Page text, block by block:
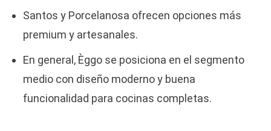
Santos y Porcelanosa ofrecen opciones más
premium y artesanales.
En general, Èggo se posiciona en el segmento
medio con diseño moderno y buena
funcionalidad para cocinas completas.